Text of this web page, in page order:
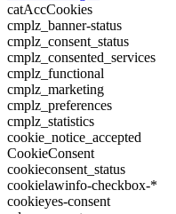
catAccCookies
cmplz_banner-status
cmplz_consent_status
cmplz_consented_services
cmplz_functional
cmplz_marketing
cmplz_preferences
cmplz_statistics
cookie_notice_accepted
CookieConsent
cookieconsent_status
cookielawinfo-checkbox-*
cookieyes-consent